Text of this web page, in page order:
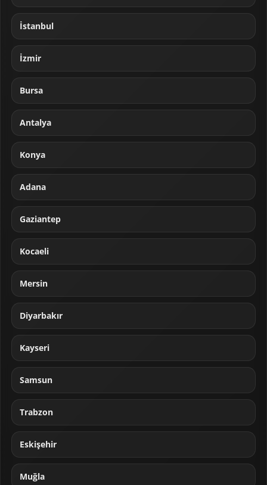
İstanbul
İzmir
Bursa
Antalya
Konya
Adana
Gaziantep
Kocaeli
Mersin
Diyarbakır
Kayseri
Samsun
Trabzon
Eskişehir
Muğla